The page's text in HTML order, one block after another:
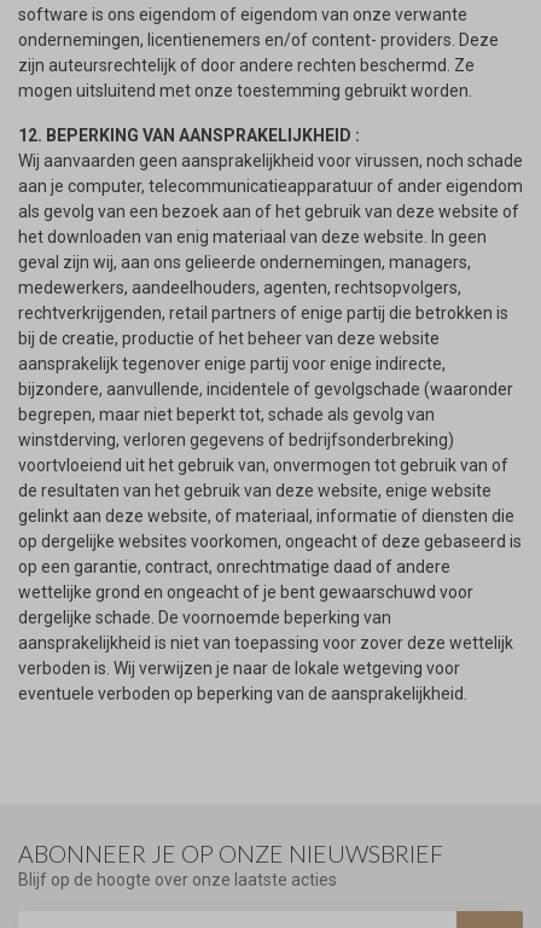
software is ons eigendom of eigendom van onze verwante
ondernemingen, licentienemers en/of content- providers. Deze
zijn auteursrechtelijk of door andere rechten beschermd. Ze
mogen uitsluitend met onze toestemming gebruikt worden.
12. BEPERKING VAN AANSPRAKELIJKHEID :
Wij aanvaarden geen aansprakelijkheid voor virussen, noch schade
aan je computer, telecommunicatieapparatuur of ander eigendom
als gevolg van een bezoek aan of het gebruik van deze website of
het downloaden van enig materiaal van deze website. In geen
geval zijn wij, aan ons gelieerde ondernemingen, managers,
medewerkers, aandeelhouders, agenten, rechtsopvolgers,
rechtverkrijgenden, retail partners of enige partij die betrokken is
bij de creatie, productie of het beheer van deze website
aansprakelijk tegenover enige partij voor enige indirecte,
bijzondere, aanvullende, incidentele of gevolgschade (waaronder
begrepen, maar niet beperkt tot, schade als gevolg van
winstderving, verloren gegevens of bedrijfsonderbreking)
voortvloeiend uit het gebruik van, onvermogen tot gebruik van of
de resultaten van het gebruik van deze website, enige website
gelinkt aan deze website, of materiaal, informatie of diensten die
op dergelijke websites voorkomen, ongeacht of deze gebaseerd is
op een garantie, contract, onrechtmatige daad of andere
wettelijke grond en ongeacht of je bent gewaarschuwd voor
dergelijke schade. De voornoemde beperking van
aansprakelijkheid is niet van toepassing voor zover deze wettelijk
verboden is. Wij verwijzen je naar de lokale wetgeving voor
eventuele verboden op beperking van de aansprakelijkheid.
ABONNEER JE OP ONZE NIEUWSBRIEF
Blijf op de hoogte over onze laatste acties